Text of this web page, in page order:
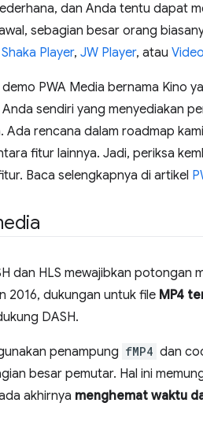
dan Anda tentu dapat
sebagian besar orang
Shaka Player, JW Player, atau
PWA Media bernama Kino
sendiri yang menyediakan
Ada rencana dalam roadmap
fitur lainnya. Jadi, periksa
Baca selengkapnya di artikel
dan HLS mewajibkan potongan
2016, dukungan untuk file MP4
DASH.
penampung fMP4 dan
besar pemutar. Hal ini
akhirnya menghemat waktu